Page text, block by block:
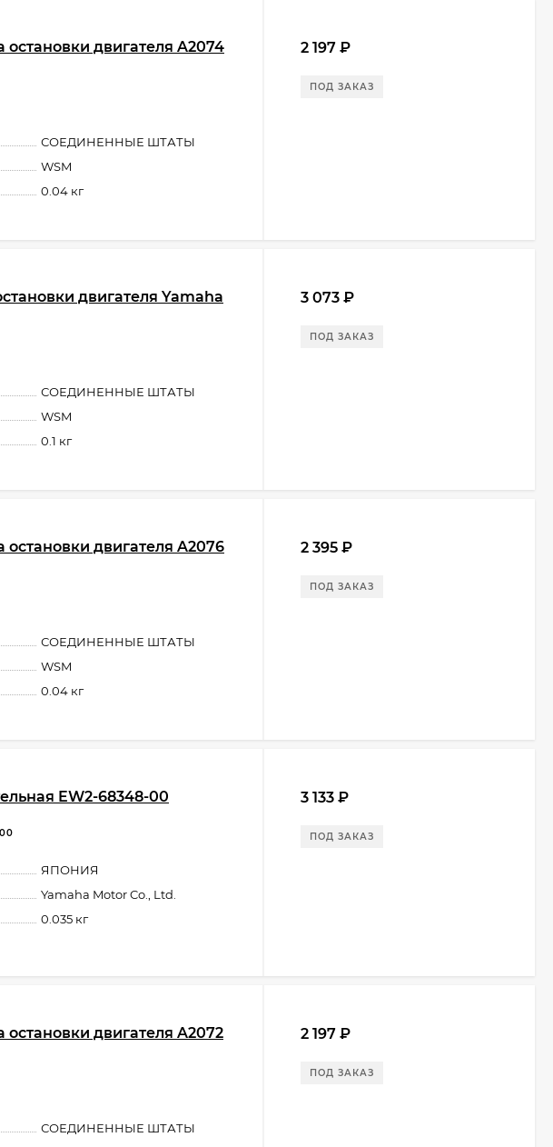
двигателя A2074
СОЕДИНЕННЫЕ ШТАТЫ
WSM
0.04 кг
2 197 ₽
ПОД ЗАКАЗ
двигателя Yamaha
СОЕДИНЕННЫЕ ШТАТЫ
WSM
0.1 кг
3 073 ₽
ПОД ЗАКАЗ
двигателя A2076
СОЕДИНЕННЫЕ ШТАТЫ
WSM
0.04 кг
2 395 ₽
ПОД ЗАКАЗ
EW2-68348-00
ЯПОНИЯ
Yamaha Motor Co., Ltd.
0.035 кг
3 133 ₽
ПОД ЗАКАЗ
двигателя A2072
СОЕДИНЕННЫЕ ШТАТЫ
2 197 ₽
ПОД ЗАКАЗ